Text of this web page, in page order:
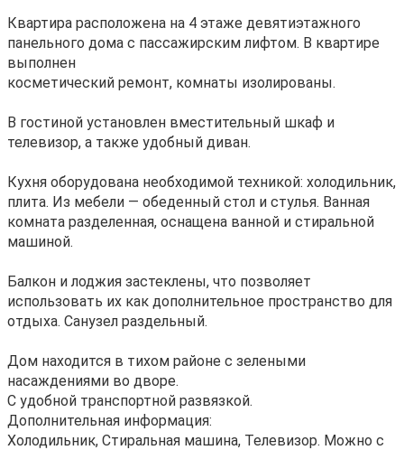
Квартира расположена на 4 этаже девятиэтажного
панельного дома с пассажирским лифтом. В квартире
выполнен
косметический ремонт, комнаты изолированы.
В гостиной установлен вместительный шкаф и
телевизор, а также удобный диван.
Кухня оборудована необходимой техникой: холодильник,
плита. Из мебели — обеденный стол и стулья. Ванная
комната разделенная, оснащена ванной и стиральной
машиной.
Балкон и лоджия застеклены, что позволяет
использовать их как дополнительное пространство для
отдыха. Санузел раздельный.
Дом находится в тихом районе с зелеными
насаждениями во дворе.
С удобной транспортной развязкой.
Дополнительная информация:
Холодильник, Стиральная машина, Телевизор. Можно с